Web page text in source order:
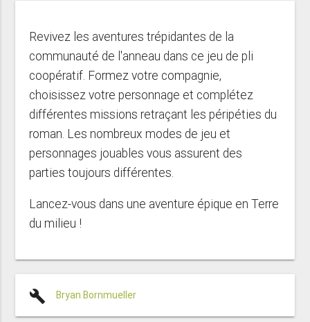
Revivez les aventures trépidantes de la
communauté de l'anneau dans ce jeu de pli
coopératif. Formez votre compagnie,
choisissez votre personnage et complétez
différentes missions retraçant les péripéties du
roman. Les nombreux modes de jeu et
personnages jouables vous assurent des
parties toujours différentes.
Lancez-vous dans une aventure épique en Terre
du milieu !
build Bryan Bornmueller